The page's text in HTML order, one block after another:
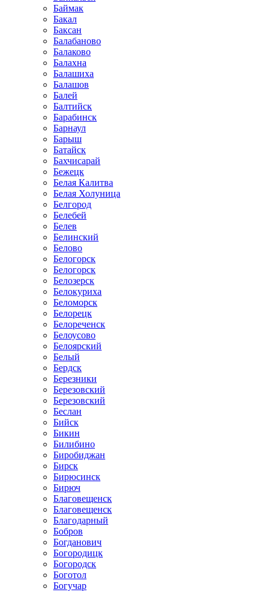
Баймак
Бакал
Баксан
Балабаново
Балаково
Балахна
Балашиха
Балашов
Балей
Балтийск
Барабинск
Барнаул
Барыш
Батайск
Бахчисарай
Бежецк
Белая Калитва
Белая Холуница
Белгород
Белебей
Белев
Белинский
Белово
Белогорск
Белогорск
Белозерск
Белокуриха
Беломорск
Белорецк
Белореченск
Белоусово
Белоярский
Белый
Бердск
Березники
Березовский
Березовский
Беслан
Бийск
Бикин
Билибино
Биробиджан
Бирск
Бирюсинск
Бирюч
Благовещенск
Благовещенск
Благодарный
Бобров
Богданович
Богородицк
Богородск
Боготол
Богучар